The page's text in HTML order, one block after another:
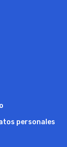
personales